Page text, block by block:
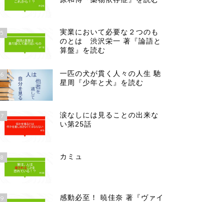
5
実業において必要な２つのも
のとは 渋沢栄一 著『論語と
算盤』を読む
6
一匹の犬が貫く人々の人生 馳
星周『少年と犬』を読む
7
涙なしには見ることの出来な
い第25話
8 カミュ
9
感動必至！ 暁佳奈 著『ヴァイ